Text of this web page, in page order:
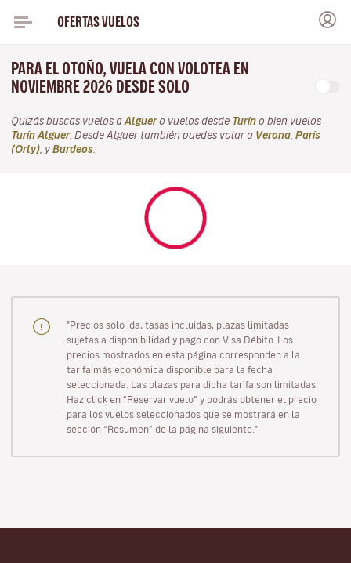
OFERTAS VUELOS
PARA EL OTOÑO, VUELA CON VOLOTEA EN
NOVIEMBRE 2026 DESDE SOLO
Quizás buscas vuelos a Alguero vuelos desde Turín o bien vuelos
Turín Alguer. Desde Alguer también puedes volar a Verona París
(Orly) , y Burdeos
"Precios solo ida, tasas incluidas, plazas limitadas
sujetas a disponibilidad y pago con Visa Débito. Los
precios mostrados en esta página corresponden a la
tarifa más económica disponible para la fecha
seleccionada. Las plazas para dicha tarifa son limitadas.
Haz click en “Reservar vuelo” y podrás obtener el precio
para los vuelos seleccionados que se mostrará en la
sección “Resumen” de la página siguiente."